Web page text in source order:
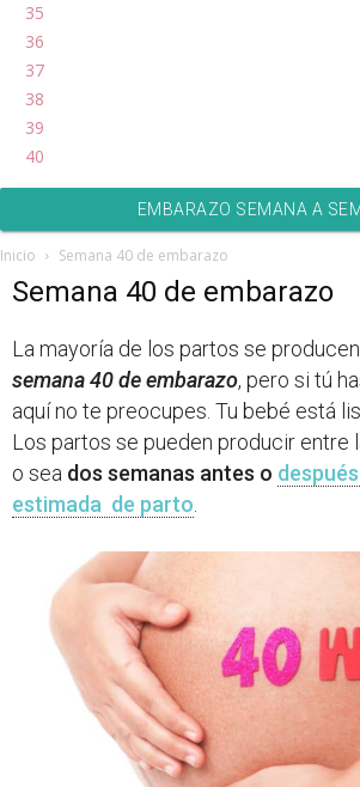
35
36
37
38
39
40
EMBARAZO SEMANA A
Inicio Semana 40 de embarazo
Semana 40 de embarazo
La mayoría de los partos se
semana 40 de embarazo, pero si tú
aquí no te preocupes. Tu bebé está
Los partos se pueden producir entre
o sea dos semanas antes o
estimada de parto